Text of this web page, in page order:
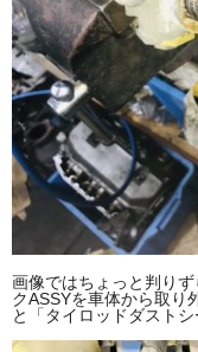
画像ではちょっと判り
クASSYを車体から取り
と「タイロッドダスト